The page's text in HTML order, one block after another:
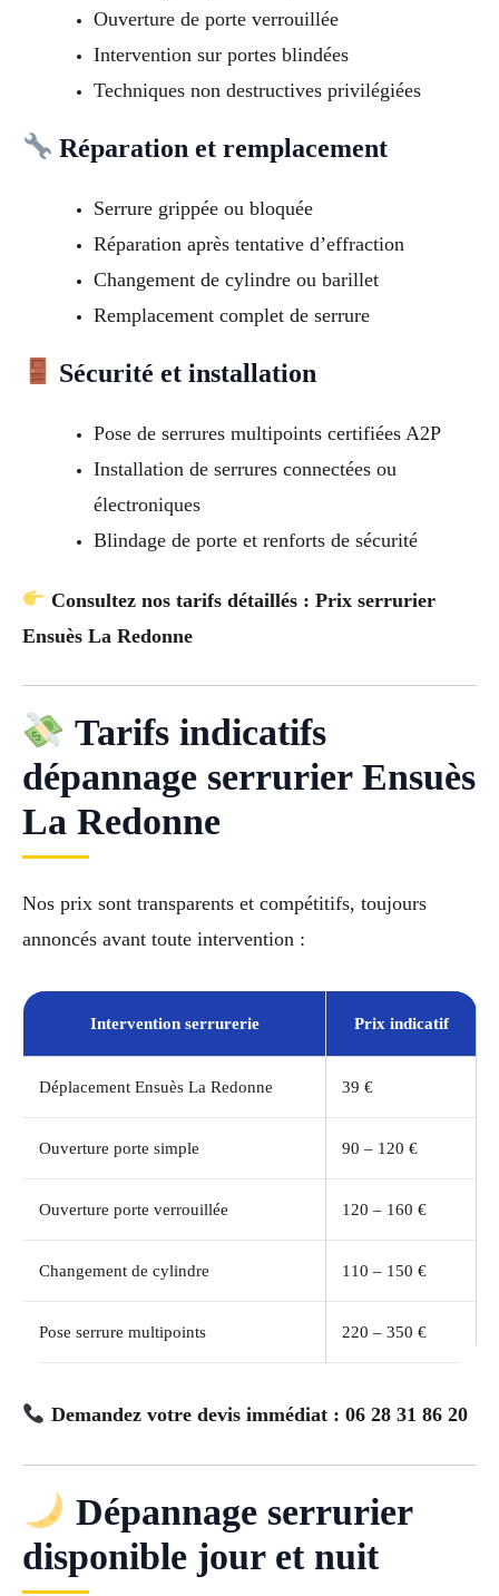
Ouverture de porte verrouillée
Intervention sur portes blindées
Techniques non destructives privilégiées
Réparation et remplacement
Serrure grippée ou bloquée
Réparation après tentative d’effraction
Changement de cylindre ou barillet
Remplacement complet de serrure
Sécurité et installation
Pose de serrures multipoints certifiées A2P
Installation de serrures connectées ou
électroniques
Blindage de porte et renforts de sécurité
Consultez nos tarifs détaillés : Prix serrurier
Ensuès La Redonne
Tarifs indicatifs
dépannage serrurier Ensuès
La Redonne
Nos prix sont transparents et compétitifs, toujours
annoncés avant toute intervention :
Intervention serrurerie Prix indicatif
Déplacement Ensuès La Redonne 39 €
Ouverture porte simple 90 – 120 €
Ouverture porte verrouillée 120 – 160 €
Changement de cylindre 110 – 150 €
Pose serrure multipoints 220 – 350 €
Demandez votre devis immédiat : 06 28 31 86 20
Dépannage serrurier
disponible jour et nuit